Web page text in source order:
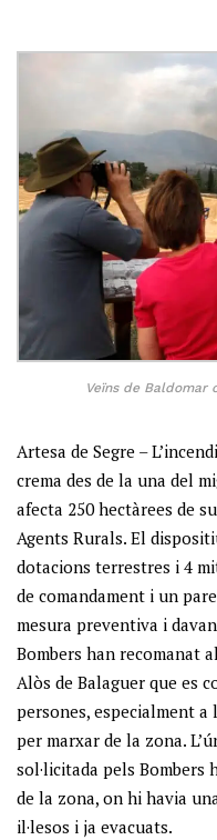
Veïns de Baldomar
Artesa de Segre –
crema des de la una del
afecta 250 hectàrees de
Agents Rurals. El
dotacions terrestres i 4
de comandament i un
mesura preventiva i
Bombers han recomanat
Alòs de Balaguer que es
persones, especialment
per marxar de la zona.
sol·licitada pels Bombers
de la zona, on hi havia
il·lesos i ja evacuats.